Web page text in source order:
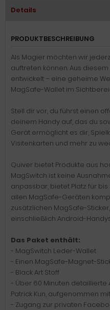
Details
PRODUKTBESCHREIBUNG
Als Magier möchten wir
auftreten können. Aus
entwickelt – eine geheime
MagSafe-Wallet im
Stell dir vor, du führst einen
deinem Handy auf, das du
Gerät ermöglicht es dir,
Visitenkarten und mehr zu
Quiver bietet Produkte aus
MagSwitch ist keine
anpassbar, bietet Platz für
allen MagSafe-Geräten
zusätzlichen MagSafe-
einschließlich Android-
Das Paket enthält:
- MagSwitch Leder-Wallet
- Einen MagSafe-Magnet-
- Black Art Stoff
- Über 60 Minuten detaillierte
Patrick Kun, aufgenommen
- Zugang zur privaten